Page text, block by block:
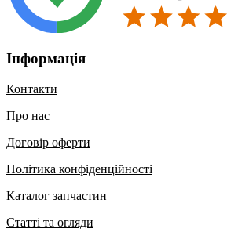
Інформація
Контакти
Про нас
Договір оферти
Політика конфіденційності
Каталог запчастин
Статті та огляди